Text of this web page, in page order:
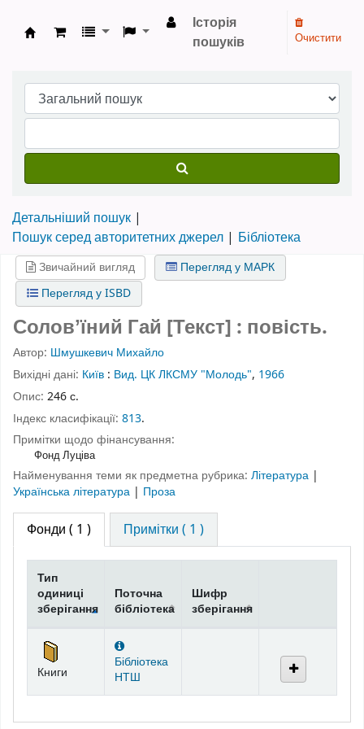
Бібліотека НТШ › Електронний каталог
Історія
пошуків
Очистити
Детальніший пошук
Пошук серед авторитетних джерел
Бібліотека
Звичайний вигляд
Перегляд у МАРК
Перегляд у ISBD
Соловʼїний Гай [Текст] : повість.
Автор: Шмушкевич Михайло
Вихідні дані: Київ : Вид. ЦК ЛКСМУ "Молодь", 1966
Опис: 246 с.
Індекс класифікації: 813.
Примітки щодо фінансування:
Фонд Луціва
Найменування теми як предметна рубрика: Література |
Українська література | Проза
Фонди ( 1 ) Примітки ( 1 )
Фонди
Тип
одиниці
зберігання
Поточна
бібліотека
Шифр
зберігання
Книги
Бібліотека
НТШ